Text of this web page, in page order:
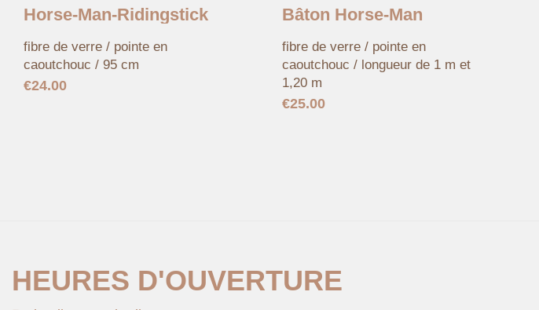
Horse-Man-Ridingstick
fibre de verre / pointe en
caoutchouc / 95 cm
€24.00
Bâton Horse-Man
fibre de verre / pointe en
caoutchouc / longueur de 1 m et
1,20 m
€25.00
HEURES D'OUVERTURE